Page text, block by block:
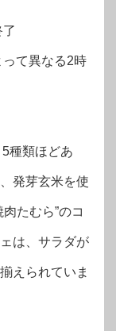
て異なる2時
種類ほどあ
発芽玄米を使
たむら”のコ
は、サラダが
えられていま